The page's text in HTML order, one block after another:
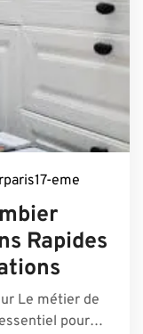
eme
Rapides
Le métier de
pour…